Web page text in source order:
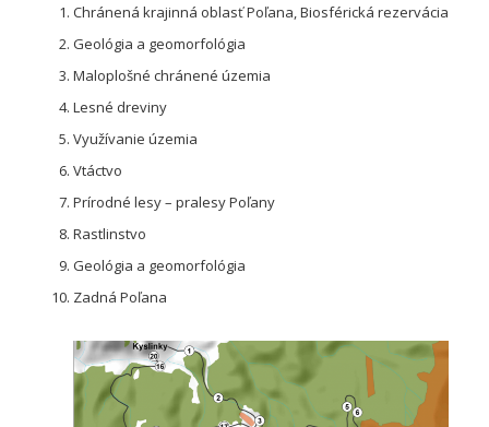
Chránená krajinná oblasť Poľana, Biosférická rezervácia
Geológia a geomorfológia
Maloplošné chránené územia
Lesné dreviny
Využívanie územia
Vtáctvo
Prírodné lesy – pralesy Poľany
Rastlinstvo
Geológia a geomorfológia
Zadná Poľana